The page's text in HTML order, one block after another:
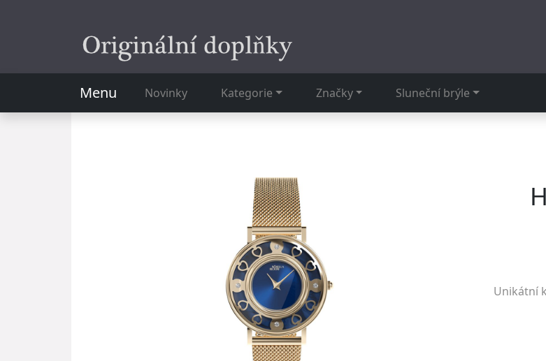
Menu Novinky Kategorie Značky Sluneční brýle
Unikátní